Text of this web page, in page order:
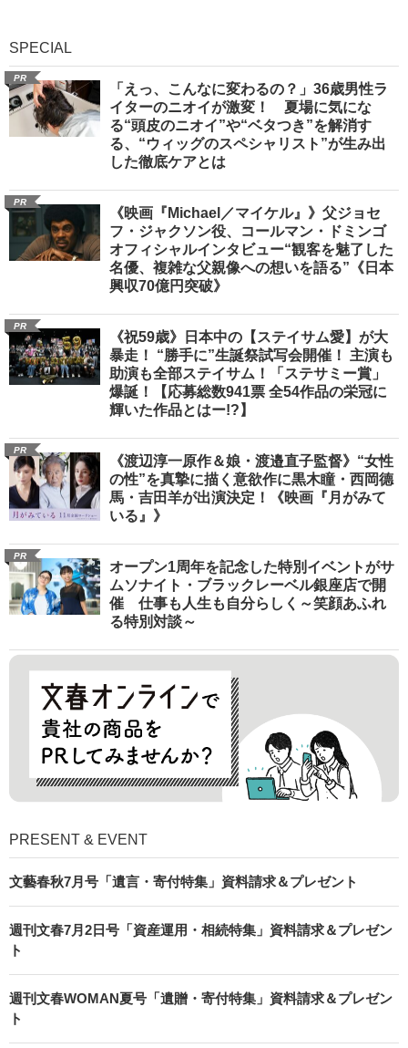
SPECIAL
PR
「えっ、こんなに変わるの？」36歳男性ラ
イターのニオイが激変！ 夏場に気にな
る“頭皮のニオイ”や“ベタつき”を解消す
る、“ウィッグのスペシャリスト”が生み出
した徹底ケアとは
PR
《映画『Michael／マイケル』》父ジョセ
フ・ジャクソン役、コールマン・ドミンゴ
オフィシャルインタビュー“観客を魅了した
名優、複雑な父親像への想いを語る”《日本
興収70億円突破》
PR
《祝59歳》日本中の【ステイサム愛】が大
暴走！ “勝手に”生誕祭試写会開催！ 主演も
助演も全部ステイサム！「ステサミー賞」
爆誕！【応募総数941票 全54作品の栄冠に
輝いた作品とはー!?】
PR
《渡辺淳一原作＆娘・渡邉直子監督》“女性
の性”を真摯に描く意欲作に黒木瞳・西岡德
馬・吉田羊が出演決定！《映画『月がみて
いる』》
PR
オープン1周年を記念した特別イベントがサ
ムソナイト・ブラックレーベル銀座店で開
催 仕事も人生も自分らしく～笑顔あふれ
る特別対談～
PRESENT & EVENT
文藝春秋7月号「遺言・寄付特集」資料請求＆プレゼント
週刊文春7月2日号「資産運用・相続特集」資料請求＆プレゼン
ト
週刊文春WOMAN夏号「遺贈・寄付特集」資料請求＆プレゼン
ト